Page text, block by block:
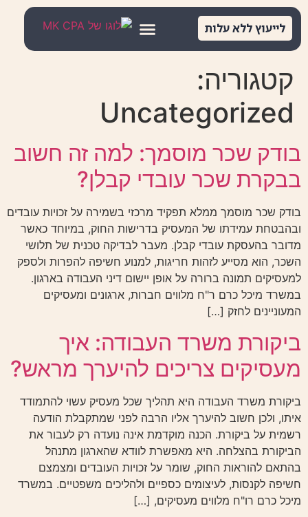
לתוכן
לייעוץ ללא עלות
קטגוריה:
Uncategorized
בודק שכר מוסמך: למה זה חשוב
בבקרת שכר עובדי קבלן?
בודק שכר מוסמך ממלא תפקיד מרכזי בשמירה על זכויות עובדים
ובהבטחת עמידתו של המעסיק בדרישות החוק, במיוחד כאשר
מדובר בהעסקת עובדי קבלן. מעבר לבדיקה טכנית של תלושי
השכר, הוא מסייע לזהות חריגות, למנוע חשיפה להפרות ולספק
למעסיקים תמונה ברורה על אופן יישום דיני העבודה בארגון.
במשרד מיכל כרם ר"ח מלווים חברות, ארגונים ומעסיקים
המעוניינים לחזק […]
ביקורת משרד העבודה: איך
מעסיקים צריכים להיערך מראש?
ביקורת משרד העבודה היא תהליך שכל מעסיק עשוי להתמודד
איתו, ולכן חשוב להיערך אליו הרבה לפני שמתקבלת הודעה
רשמית על ביקורת. הכנה מוקדמת אינה נועדה רק לעבור את
הביקורת בהצלחה. היא מאפשרת לוודא שהארגון מתנהל
בהתאם להוראות החוק, שומר על זכויות העובדים ומצמצם
חשיפה לקנסות, לעיצומים כספיים ולהליכים משפטיים. במשרד
מיכל כרם רו"ח מלווים מעסיקים, […]